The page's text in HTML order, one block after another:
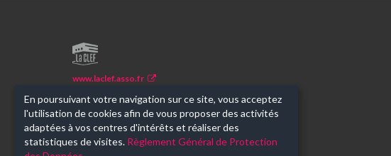
LA
CLEF
www.laclef.asso.fr
Je m'inscris à la newsletter
En poursuivant votre navigation sur ce site, vous acceptez
l'utilisation de cookies afin de vous proposer des activités
adaptées à vos centres d'intérêts et réaliser des
statistiques de visites. Règlement Général de Protection